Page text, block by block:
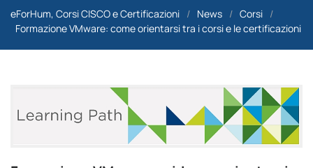
eForHum, Corsi CISCO e Certificazioni / News / Corsi /
Formazione VMware: come orientarsi tra i corsi e le certificazioni